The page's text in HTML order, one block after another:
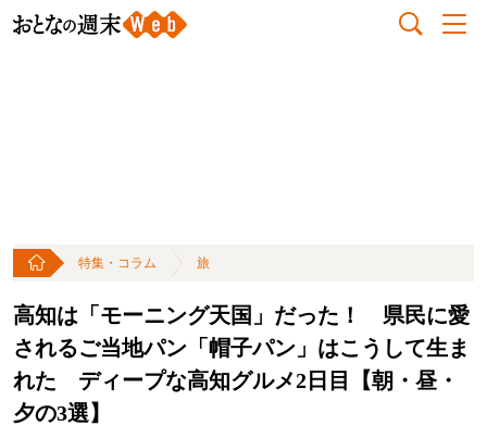
特集・コラム 旅
高知は「モーニング天国」だった！ 県民に愛
されるご当地パン「帽子パン」はこうして生ま
れた ディープな高知グルメ2日目【朝・昼・
夕の3選】